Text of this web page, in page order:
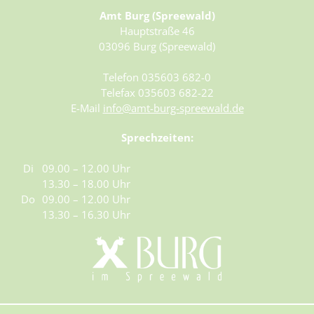
Spenden & SponsoringAmt Burg (Spreewald)
Hauptstraße 46
03096 Burg (Spreewald)
Telefon 035603 682-0
Telefax 035603 682-22
E-Mail info@amt-burg-spreewald.de
Sprechzeiten:
Di
09.00 – 12.00 Uhr
13.30 – 18.00 Uhr
Do 09.00 – 12.00 Uhr
13.30 – 16.30 Uhr